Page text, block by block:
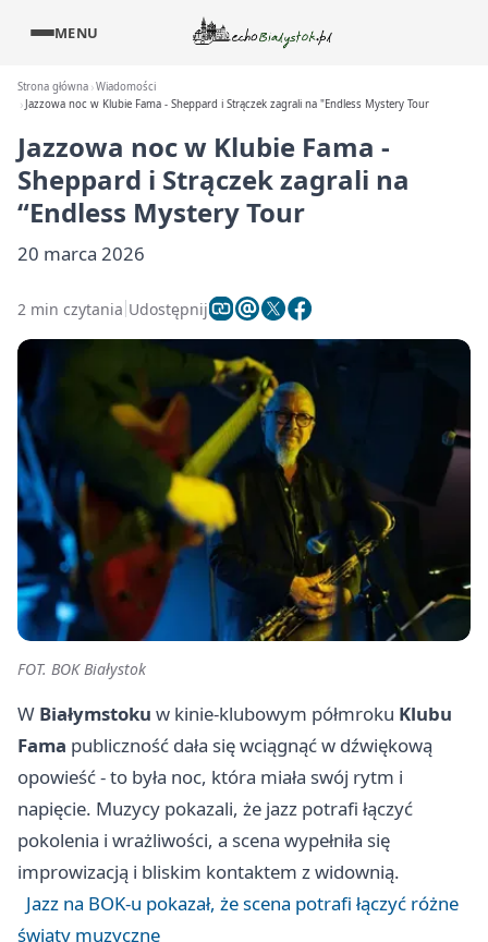
MENU
Strona główna Wiadomości
Jazzowa noc w Klubie Fama - Sheppard i Strączek zagrali na "Endless Mystery Tour
Jazzowa noc w Klubie Fama -
Sheppard i Strączek zagrali na
“Endless Mystery Tour
20 marca 2026
2 min czytania Udostępnij
FOT. BOK Białystok
W Białymstoku w kinie-klubowym półmroku Klubu
Fama publiczność dała się wciągnąć w dźwiękową
opowieść - to była noc, która miała swój rytm i
napięcie. Muzycy pokazali, że jazz potrafi łączyć
pokolenia i wrażliwości, a scena wypełniła się
improwizacją i bliskim kontaktem z widownią.
Jazz na BOK-u pokazał, że scena potrafi łączyć różne
światy muzyczne